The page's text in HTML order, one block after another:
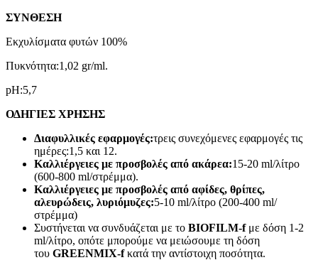
ΣΥΝΘΕΣΗ
Εκχυλίσματα φυτών 100%
Πυκνότητα:1,02 gr/ml.
pH:5,7
ΟΔΗΓΙΕΣ ΧΡΗΣΗΣ
Διαφυλλικές εφαρμογές:τρεις συνεχόμενες εφαρμογές τις
ημέρες:1,5 και 12.
Καλλιέργειες με προσβολές από ακάρεα:15-20 ml/λίτρο
(600-800 ml/στρέμμα).
Καλλιέργειες με προσβολές από αφίδες, θρίπες,
αλευρώδεις, λυριόμυζες:5-10 ml/λίτρο (200-400 ml/
στρέμμα)
Συστήνεται να συνδυάζεται με το BIOFILM-fμε δόση 1-2
ml/λίτρο, οπότε μπορούμε να μειώσουμε τη δόση
του GREENMIX-fκατά την αντίστοιχη ποσότητα.